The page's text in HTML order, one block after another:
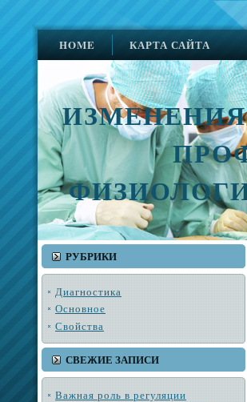
HOME КАРТА САЙТА
РУБРИКИ
Диагностика
Основное
Свойства
СВЕЖИЕ ЗАПИСИ
Важная роль в регуляции